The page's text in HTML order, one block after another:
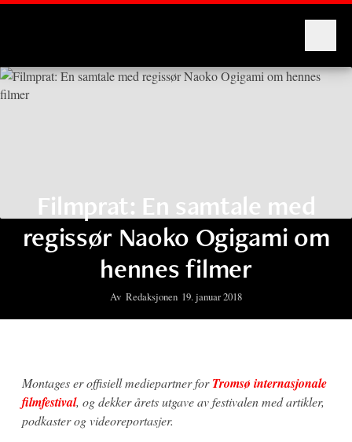
Filmprat: En samtale med
regissør Naoko Ogigami om
hennes filmer
Av Redaksjonen 19. januar 2018
Montages er offisiell mediepartner forTromsø internasjonale
filmfestival, og dekker årets utgave av festivalen med artikler,
podkaster og videoreportasjer.